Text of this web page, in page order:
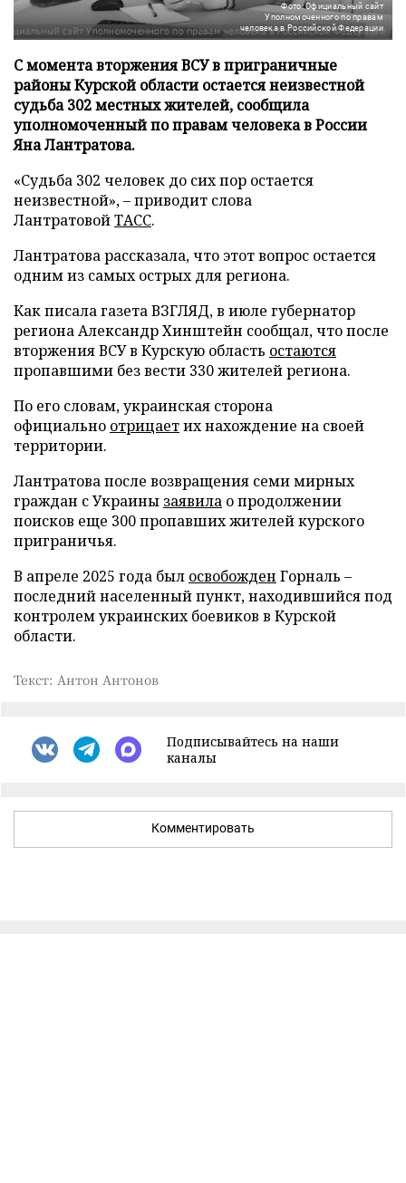
Фото: Официальный сайт
Уполномоченного по правам
человека в Российской Федерации
С момента вторжения ВСУ в приграничные
районы Курской области остается неизвестной
судьба 302 местных жителей, сообщила
уполномоченный по правам человека в России
Яна Лантратова.
«Судьба 302 человек до сих пор остается
неизвестной», – приводит слова
ЛантратовойТАСС.
Лантратова рассказала, что этот вопрос остается
одним из самых острых для региона.
Как писала газета ВЗГЛЯД, в июле губернатор
региона Александр Хинштейн сообщал, что после
вторжения ВСУ в Курскую область остаются
пропавшими без вести 330 жителей региона.
По его словам, украинская сторона
официально отрицаетих нахождение на своей
территории.
Лантратова после возвращения семи мирных
граждан с Украины заявила о продолжении
поисков еще 300 пропавших жителей курского
приграничья.
В апреле 2025 года был освобожден Горналь –
последний населенный пункт, находившийся под
контролем украинских боевиков в Курской
области.
Текст: Антон Антонов
Подписывайтесь на наши
каналы
Комментировать